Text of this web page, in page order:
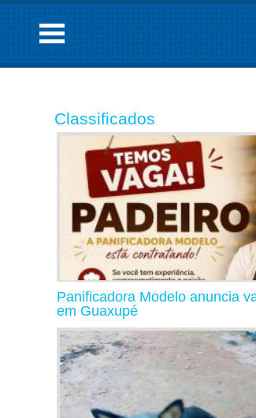
Classificados
Panificadora Modelo anuncia
em Guaxupé